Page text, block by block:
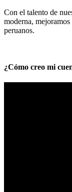
Con el talento de
moderna,
peruanos.
¿Cómo creo mi